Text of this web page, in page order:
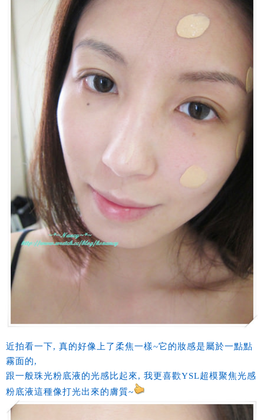
近拍看一下, 真的好像上了柔焦一樣~它的妝感是屬於一點點
霧面的,
跟一般珠光粉底液的光感比起來, 我更喜歡YSL超模聚焦光感
粉底液這種像打光出來的膚質~